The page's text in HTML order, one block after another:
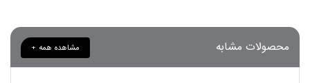
محصولات مشابه مشاهده همه +